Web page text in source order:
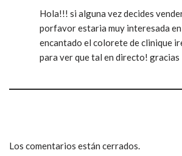
Hola!!! si alguna vez decides
porfavor estaria muy interesada
encantado el colorete de clinique
para ver que tal en directo! gracias
Los comentarios están cerrados.